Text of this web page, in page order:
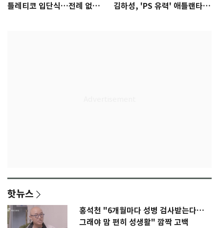
틀레티코 입단식…전례 없는
김하성, 'PS 유력' 애틀랜타에
핫뉴스
홍석천 "6개월마다 성병 검사받는다…
그래야 맘 편히 성생활" 깜짝 고백